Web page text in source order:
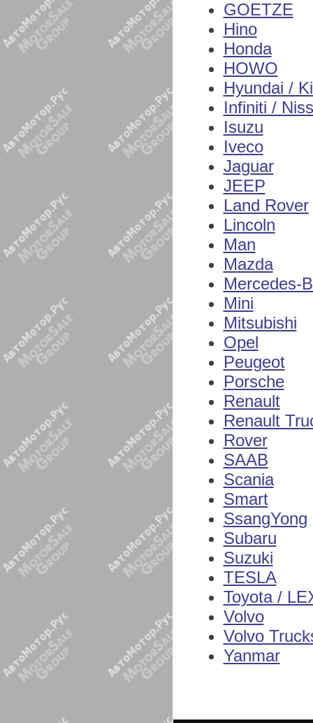
GOETZE
Hino
Honda
HOWO
Hyundai /
Infiniti /
Isuzu
Iveco
Jaguar
JEEP
Land Rover
Lincoln
Man
Mazda
Mercedes-
Mini
Mitsubishi
Opel
Peugeot
Porsche
Renault
Renault
Rover
SAAB
Scania
Smart
SsangYong
Subaru
Suzuki
TESLA
Toyota /
Volvo
Volvo
Yanmar